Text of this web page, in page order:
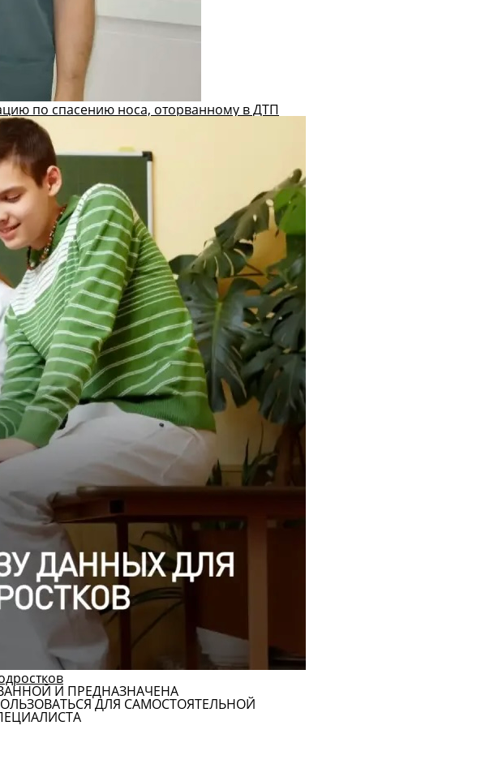
по спасению носа, оторванному в ДТП
И ПРЕДНАЗНАЧЕНА
ДЛЯ САМОСТОЯТЕЛЬНОЙ